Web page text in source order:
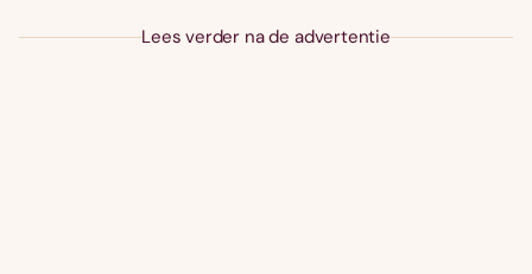
Lees verder na de advertentie